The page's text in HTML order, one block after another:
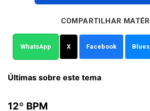
COMPARTILHAR
WhatsApp X Facebook
Últimas sobre este tema
12º BPM